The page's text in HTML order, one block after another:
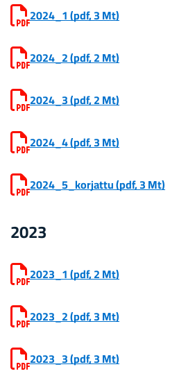
2024_1(pdf, 3 Mt)
2024_2(pdf, 2 Mt)
2024_3(pdf, 2 Mt)
2024_4(pdf, 3 Mt)
2024_5_kor­jat­tu(pdf, 3 Mt)
2023
2023_1(pdf, 2 Mt)
2023_2(pdf, 3 Mt)
2023_3(pdf, 3 Mt)